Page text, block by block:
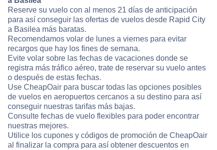
Reserve su vuelo con al menos 21 días de anticipación
para así conseguir las ofertas de vuelos desde Rapid City
a Basilea más baratas.
Recomendamos volar de lunes a viernes para evitar
recargos que hay los fines de semana.
Evite volar sobre las fechas de vacaciones donde se
registra más tráfico aéreo, trate de reservar su vuelo antes
o después de estas fechas.
Use CheapOair para buscar todas las opciones posibles
de vuelos en aeropuertos cercanos a su destino para así
conseguir nuestras tarifas más bajas.
Consulte fechas de vuelo flexibles para poder encontrar
nuestras mejores.
Utilice los cupones y códigos de promoción de CheapOair
al finalizar la compra para así obtener descuentos en